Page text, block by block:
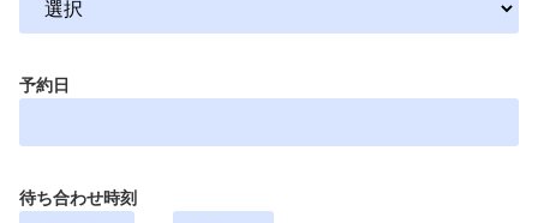
予約日
待ち合わせ時刻